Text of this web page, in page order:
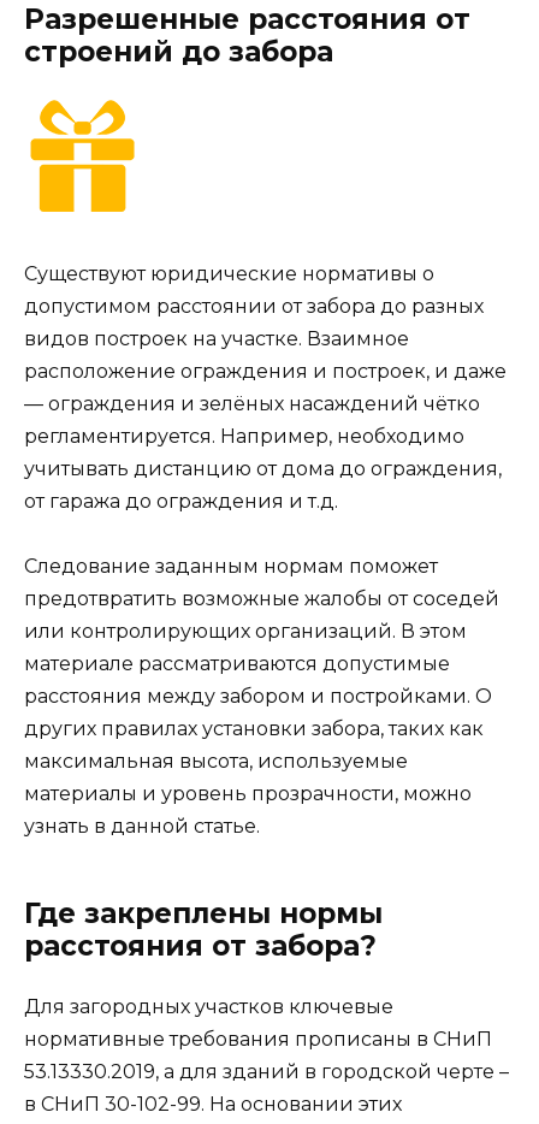
Разрешенные расстояния от
строений до забора
Существуют юридические нормативы о
допустимом расстоянии от забора до разных
видов построек на участке. Взаимное
расположение ограждения и построек, и даже
— ограждения и зелёных насаждений чётко
регламентируется. Например, необходимо
учитывать дистанцию от дома до ограждения,
от гаража до ограждения и т.д.
Следование заданным нормам поможет
предотвратить возможные жалобы от соседей
или контролирующих организаций. В этом
материале рассматриваются допустимые
расстояния между забором и постройками. О
других правилах установки забора, таких как
максимальная высота, используемые
материалы и уровень прозрачности, можно
узнать в данной статье.
Где закреплены нормы
расстояния от забора?
Для загородных участков ключевые
нормативные требования прописаны в СНиП
53.13330.2019, а для зданий в городской черте –
в СНиП 30-102-99. На основании этих